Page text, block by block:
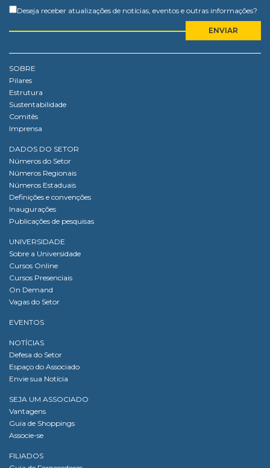
Deseja receber atualizações de notícias, eventos e outras informações?
SOBRE
Pilares
Estrutura
Sustentabilidade
Comitês
Imprensa
DADOS DO SETOR
Números do Setor
Números Regionais
Números Estaduais
Definições e convenções
Inaugurações
Publicações de pesquisas
UNIVERSIDADE
Sobre a Universidade
Cursos Online
Cursos Presenciais
On Demand
Vagas do Setor
EVENTOS
NOTÍCIAS
Defesa do Setor
Espaço do Associado
Envie sua Notícia
SEJA UM ASSOCIADO
Vantagens
Guia de Shoppings
Associe-se
FILIADOS